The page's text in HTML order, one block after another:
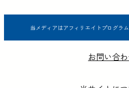
当メディアはアフィリエイトプログラ
お問い合